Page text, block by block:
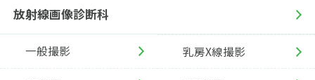
放射線画像診断科
一般撮影 乳房X線撮影